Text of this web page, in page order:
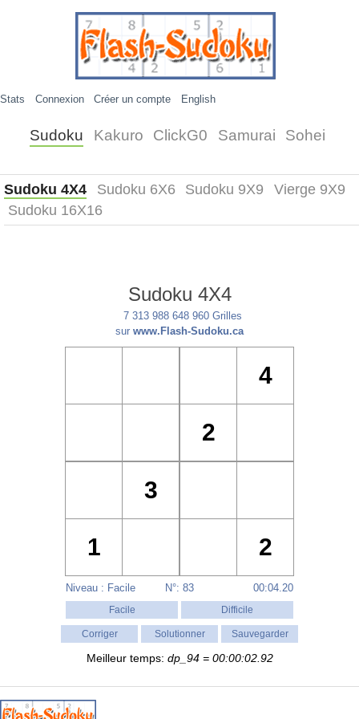
Stats Connexion Créer un compte English
Sudoku Kakuro ClickG0 Samurai Sohei
Sudoku 4X4 Sudoku 6X6 Sudoku 9X9
Vierge 9X9
Sudoku 16X16
Sudoku 4X4
7 313 988 648 960 Grilles
sur www.Flash-Sudoku.ca
Niveau : Facile N°: 83 00:04.27
Meilleur temps: dp_94= 00:00:02.92